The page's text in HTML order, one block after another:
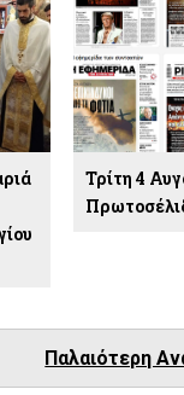
Τρίτη 4
Παλαιότερη